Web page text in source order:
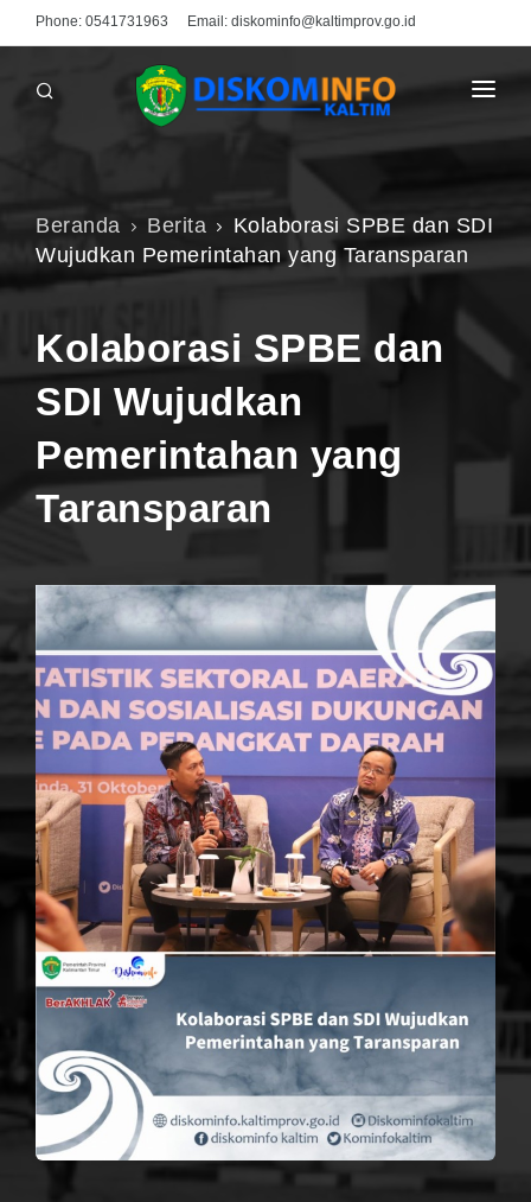
Phone: 0541731963 Email: diskominfo@kaltimprov.go.id
MEDIA CENTER
INFO PUBLIK
PPID
Beranda Berita
Kolaborasi SPBE dan SDI
Wujudkan Pemerintahan yang Taransparan
Kolaborasi SPBE dan
SDI Wujudkan
Pemerintahan yang
Taransparan